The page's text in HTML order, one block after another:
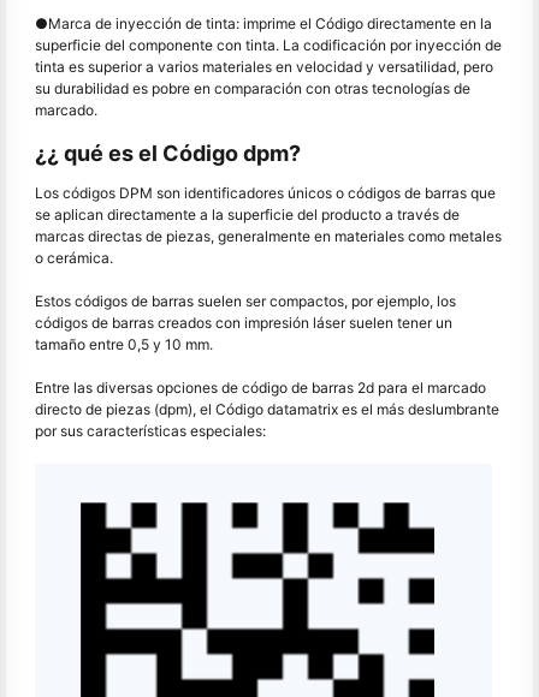
●Marca de inyección de tinta: imprime el Código directamente en la
superficie del componente con tinta. La codificación por inyección de
tinta es superior a varios materiales en velocidad y versatilidad, pero
su durabilidad es pobre en comparación con otras tecnologías de
marcado.
¿¿ qué es el Código dpm?
Los códigos DPM son identificadores únicos o códigos de barras que
se aplican directamente a la superficie del producto a través de
marcas directas de piezas, generalmente en materiales como metales
o cerámica.
Estos códigos de barras suelen ser compactos, por ejemplo, los
códigos de barras creados con impresión láser suelen tener un
tamaño entre 0,5 y 10 mm.
Entre las diversas opciones de código de barras 2d para el marcado
directo de piezas (dpm), el Código datamatrix es el más deslumbrante
por sus características especiales: